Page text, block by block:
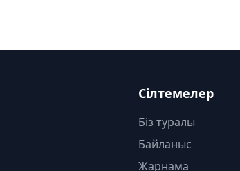
Сілтемелер
Біз туралы
Байланыс
Жарнама